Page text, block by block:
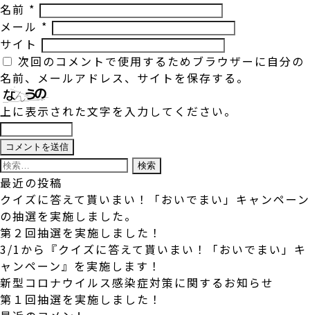
名前 *
メール *
サイト
次回のコメントで使用するためブラウザーに自分の
名前、メールアドレス、サイトを保存する。
上に表示された文字を入力してください。
検
索:
最近の投稿
クイズに答えて貰いまい！「おいでまい」キャンペーン
の抽選を実施しました。
第２回抽選を実施しました！
3/1から『クイズに答えて貰いまい！「おいでまい」キ
ャンペーン』を実施します！
新型コロナウイルス感染症対策に関するお知らせ
第１回抽選を実施しました！